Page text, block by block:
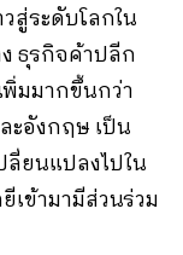
สู่ระดับโลกใน
ธุรกิจค้าปลีก
มมากขึ้นกว่า
ะอังกฤษ เป็น
ยนแปลงไปใน
เข้ามามีส่วนร่วม